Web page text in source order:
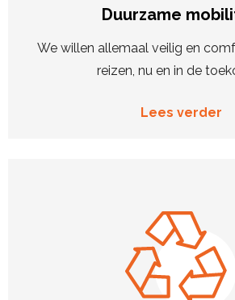
Duurzame
We willen allemaal veilig en
reizen, nu en in de
Lees verder